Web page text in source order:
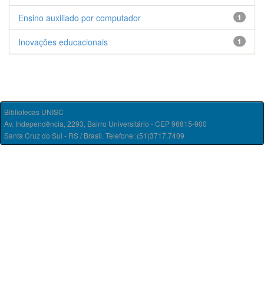
1
Ensino auxiliado por computador
1
Inovações educacionais
Bibliotecas UNISC
Av. Independência, 2293, Bairro Universitário - CEP 96815-900
Santa Cruz do Sul - RS / Brasil. Telefone: (51)3717.7409